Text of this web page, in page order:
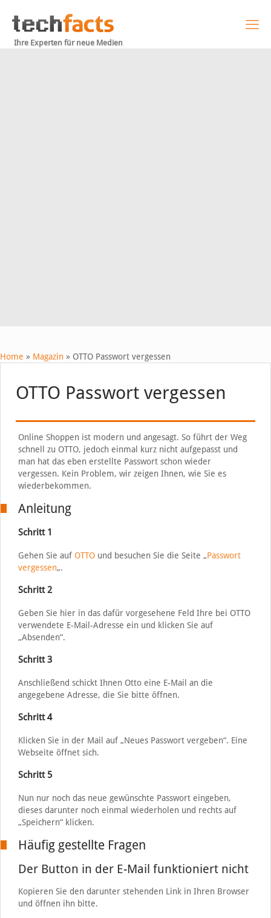
Ihre Experten für neue Medien
Home » Magazin » OTTO Passwort vergessen
OTTO Passwort vergessen
Online Shoppen ist modern und angesagt. So führt der Weg
schnell zu OTTO, jedoch einmal kurz nicht aufgepasst und
man hat das eben erstellte Passwort schon wieder
vergessen. Kein Problem, wir zeigen Ihnen, wie Sie es
wiederbekommen.
Anleitung
Schritt 1
Gehen Sie auf OTTOund besuchen Sie die Seite „Passwort
vergessen„.
Schritt 2
Geben Sie hier in das dafür vorgesehene Feld Ihre bei OTTO
verwendete E-Mail-Adresse ein und klicken Sie auf
„Absenden“.
Schritt 3
Anschließend schickt Ihnen Otto eine E-Mail an die
angegebene Adresse, die Sie bitte öffnen.
Schritt 4
Klicken Sie in der Mail auf „Neues Passwort vergeben“. Eine
Webseite öffnet sich.
Schritt 5
Nun nur noch das neue gewünschte Passwort eingeben,
dieses darunter noch einmal wiederholen und rechts auf
„Speichern“ klicken.
Häufig gestellte Fragen
Der Button in der E-Mail funktioniert nicht
Kopieren Sie den darunter stehenden Link in Ihren Browser
und öffnen ihn bitte.